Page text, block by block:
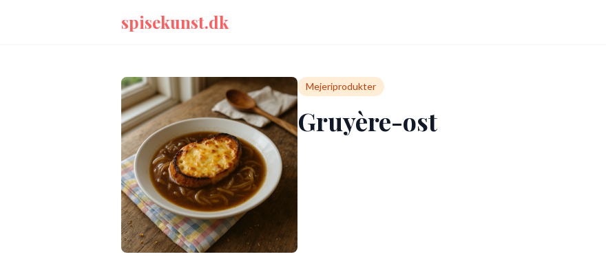
spisekunst.dk
Mejeriprodukter
Gruyère-ost